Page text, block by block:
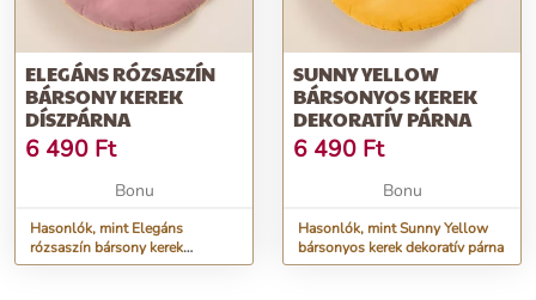
ELEGÁNS RÓZSASZÍN
BÁRSONY KEREK
DÍSZPÁRNA
6 490 Ft
Bonu
Hasonlók, mint Elegáns
rózsaszín bársony kerek
díszpárna
SUNNY YELLOW
BÁRSONYOS KEREK
DEKORATÍV PÁRNA
6 490 Ft
Bonu
Hasonlók, mint Sunny Yellow
bársonyos kerek dekoratív párna